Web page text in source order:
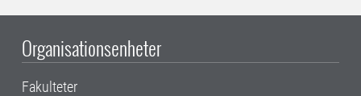
Organisationsenheter
Fakulteter